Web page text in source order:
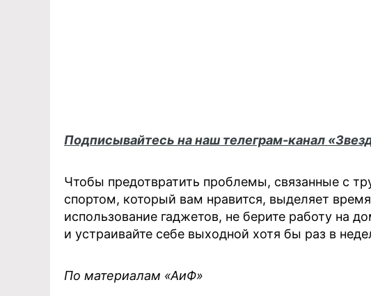
Подписывайтесь на наш телеграм-канал
Чтобы предотвратить проблемы, связанные с
спортом, который вам нравится, выделяет
использование гаджетов, не берите работу на
и устраивайте себе выходной хотя бы раз в
По материалам «АиФ»